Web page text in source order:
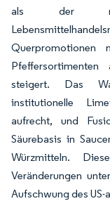
als der
steigert. Das
institutionelle
aufrecht, und
Säurebasis in
Würzmitteln.
Veränderungen
Aufschwung des